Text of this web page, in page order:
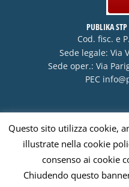
PUBLIKA
Cod. fisc. e
Sede legale: Via
Sede oper.: Via
PEC
Visa
Questo sito utilizza cookie,
illustrate nella cookie
consenso ai cookie
Chiudendo questo